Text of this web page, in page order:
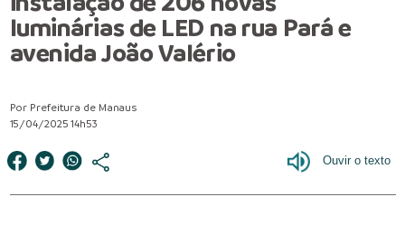
luminárias de LED na rua Pará e
avenida João Valério
Por Prefeitura de Manaus
15/04/2025 14h53